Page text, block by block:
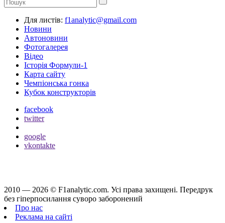
Для листів: f1analytic@gmail.com
Новини
Автоновини
Фотогалерея
Відео
Історія Формули-1
Карта сайту
Чемпіонська гонка
Кубок конструкторів
facebook
twitter
google
vkontakte
2010 — 2026 © F1analytic.com. Усi права захищенi. Передрук
без гіперпосилання суворо заборонений
Про нас
Реклама на сайті